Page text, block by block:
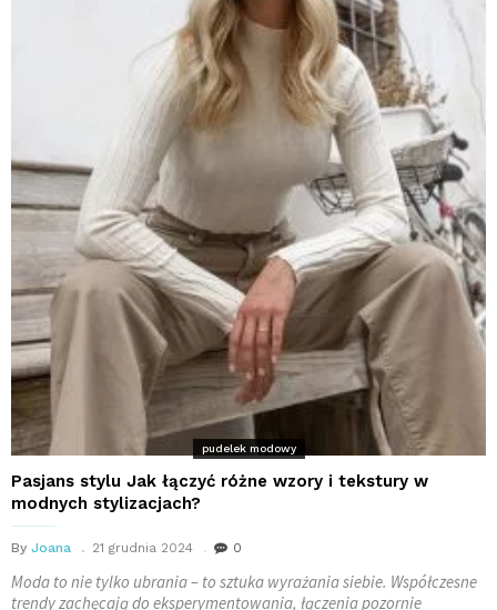
pudelek modowy
Pasjans stylu Jak łączyć różne wzory i tekstury w
modnych stylizacjach?
By Joana 21 grudnia 2024 0
Moda to nie tylko ubrania – to sztuka wyrażania siebie. Współczesne
trendy zachęcają do eksperymentowania, łączenia pozornie